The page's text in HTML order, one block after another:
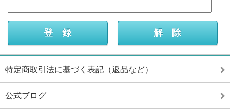
特定商取引法に基づく表記（返品など）
公式ブログ